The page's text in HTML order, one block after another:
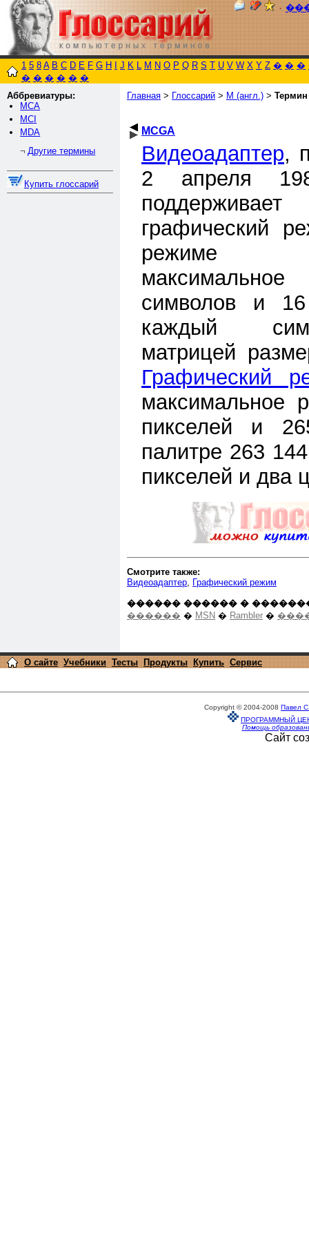
٠
1 5 8 A B C D E F G H J K L M N O P Q R S T U V W X Y Z � � �
� � � � � �
Аббревиатуры:
MCA
MCI
MDA
¬ Другие термины
Купить глоссарий
Главная > Глоссарий > M (англ.) > Термин
MCGA
Видеоадаптер,
2 апреля
графический
режиме
символов и
каждый
матрицей
Графический
максимальное
пикселей и
палитре 263
пикселей и два
Смотрите также:
Видеоадаптер
Графический режим
������ ������ �
������ � MSN � Rambler �
О сайте Учебники Тесты Продукты Купить Сервис
Copyright © 2004-2008 Павел
ПРОГРАММНЫЙ
Помощь
Сайт